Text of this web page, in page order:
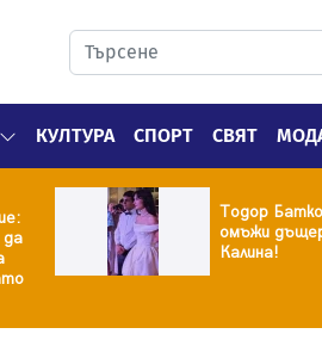
КУЛТУРА СПОРТ СВЯТ
да
Тодор
омъжи
Калина!